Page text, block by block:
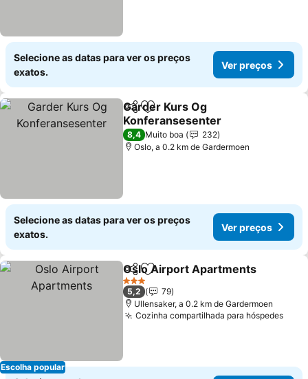
Selecione as datas para ver os preços
exatos.
Ver preços
PartilharAdicionar aos favoritos
Garder Kurs Og
Konferansesenter
8,4 Muito boa
232
Oslo, a 0.2 km de Gardermoen
Selecione as datas para ver os preços
exatos.
Ver preços
Escolha popular
PartilharAdicionar aos favoritos
Oslo Airport Apartments
3 Estrelas
5,2
79
Ullensaker, a 0.2 km de Gardermoen
Cozinha compartilhada para hóspedes